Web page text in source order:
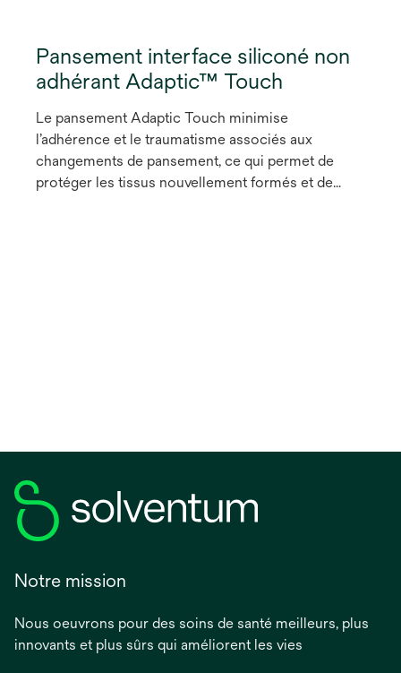
Pansement interface siliconé non
adhérant Adaptic™ Touch
Le pansement Adaptic Touch minimise
l’adhérence et le traumatisme associés aux
changements de pansement, ce qui permet de
protéger les tissus nouvellement formés et de
Notre mission
Nous oeuvrons pour des soins de santé meilleurs, plus
innovants et plus sûrs qui améliorent les vies